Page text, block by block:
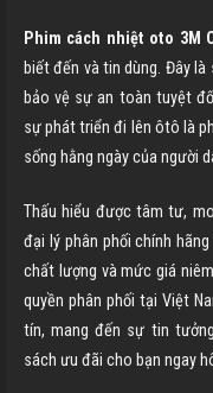
Phim cách nhiệt oto 3M
biết đến và tin dùng. Đây
bảo vệ sự an toàn tuyệt
sự phát triển đi lên ôtô là
sống hằng ngày của người
Thấu hiểu được tâm tư,
đại lý phân phối chính
chất lượng và mức giá
quyền phân phối tại Việt
tín, mang đến sự tin
sách ưu đãi cho bạn ngay